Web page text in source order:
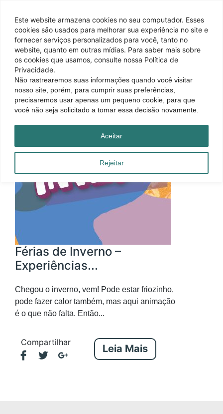
Este website armazena cookies no seu computador. Esses
cookies são usados ​​para melhorar sua experiência no site e
fornecer serviços personalizados para você, tanto no
website, quanto em outras mídias. Para saber mais sobre
os cookies que usamos, consulte nossa Política de
Privacidade.
Não rastrearemos suas informações quando você visitar
nosso site, porém, para cumprir suas preferências,
precisaremos usar apenas um pequeno cookie, para que
você não seja solicitado a tomar essa decisão novamente.
Rejeitar
Aceitar
Férias de Inverno –
Experiências...
Chegou o inverno, vem! Pode estar friozinho,
pode fazer calor também, mas aqui animação
é o que não falta. Então...
Compartilhar
Leia Mais